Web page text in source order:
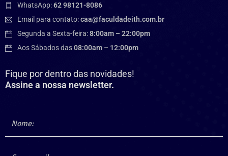
WhatsApp:62 98121-8086
Email para contato:caa@faculdadeith.com.br
Segunda a Sexta-feira:8:00am – 22:00pm
Aos Sábados das08:00am – 12:00pm
Fique por dentro das novidades!
Assine a nossa newsletter.